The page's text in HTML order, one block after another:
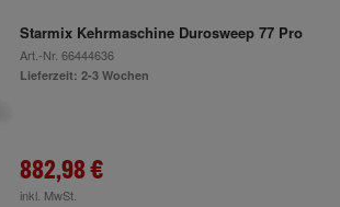
Starmix Kehrmaschine Durosweep 77 Pro
Art.-Nr. 66444636
Lieferzeit: 2-3 Wochen
882,98 €
inkl. MwSt.